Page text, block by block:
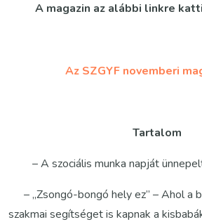
A magazin az alábbi linkre
Az SZGYF novemberi
Tartalom
– A szociális munka napját
– „Zsongó-bongó hely ez” – Ahol a
szakmai segítséget is kapnak a